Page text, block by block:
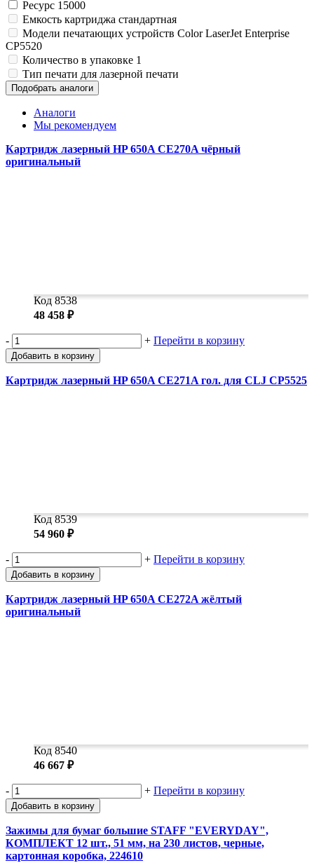
Ящики для инструментов
Пленки солнцезащитные для окон
Все товары раздела
Ресурс 15000
Емкость картриджа стандартная
Модели печатающих устройств Color LaserJet Enterprise
CP5520
Количество в упаковке 1
Тип печати для лазерной печати
Подобрать аналоги
Аналоги
Мы рекомендуем
Картридж лазерный HP 650A CE270A чёрный
оригинальный
Код 8538
48 458 ₽
- + Перейти в корзину
Добавить в корзину
Картридж лазерный HP 650A CE271A гол. для CLJ CP5525
Код 8539
54 960 ₽
- + Перейти в корзину
Добавить в корзину
Картридж лазерный HP 650A CE272A жёлтый
оригинальный
Код 8540
46 667 ₽
- + Перейти в корзину
Добавить в корзину
Зажимы для бумаг большие STAFF "EVERYDAY",
КОМПЛЕКТ 12 шт., 51 мм, на 230 листов, черные,
картонная коробка, 224610